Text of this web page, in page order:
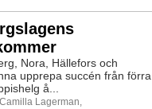
Nora, Hällefors och
upprepa succén från förra
å...
Lagerman,